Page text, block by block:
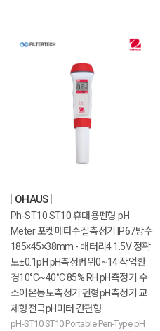
OHAUS
Ph-ST10 ST10 휴대용펜형 pH
Meter 포켓메타수질측정기 IP67방수
185×45×38mm - 배터리4 1.5V 정확
도±0.1pH pH측정범위0~14 작업환
경10°C~40°C 85% RH pH측정기 수
소이온농도측정기 펜형pH측정기 교
체형전극pH미터 간편형
pH-ST10 ST10 Portable Pen-Type pH